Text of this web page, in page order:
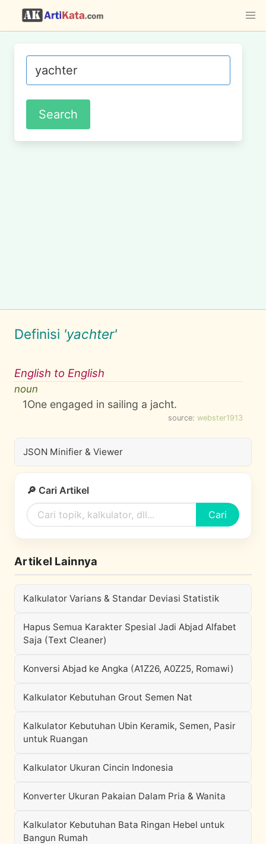
Definisi 'yachter'
English to English
noun
1One engaged in sailing a jacht.
source: webster1913
JSON Minifier & Viewer
🔎 Cari Artikel
Cari
Artikel Lainnya
Kalkulator Varians & Standar Deviasi Statistik
Hapus Semua Karakter Spesial Jadi Abjad Alfabet
Saja (Text Cleaner)
Konversi Abjad ke Angka (A1Z26, A0Z25, Romawi)
Kalkulator Kebutuhan Grout Semen Nat
Kalkulator Kebutuhan Ubin Keramik, Semen, Pasir
untuk Ruangan
Kalkulator Ukuran Cincin Indonesia
Konverter Ukuran Pakaian Dalam Pria & Wanita
Kalkulator Kebutuhan Bata Ringan Hebel untuk
Bangun Rumah